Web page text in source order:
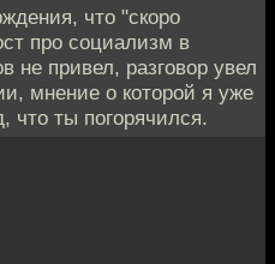
что "скоро
про социализм в
не привел, разговор увел
мнение о которой я уже
что ты погорячился.